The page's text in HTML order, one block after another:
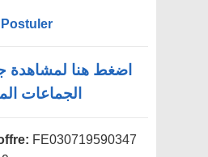
Postuler
اضغط هنا لمشاهدة
الجماعات
FE030719590347